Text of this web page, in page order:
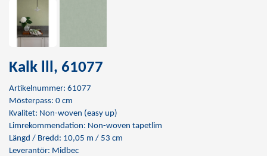
Kalk lll, 61077
Artikelnummer: 61077
Mösterpass: 0 cm
Kvalitet: Non-woven (easy up)
Limrekommendation: Non-woven tapetlim
Längd / Bredd: 10,05 m / 53 cm
Leverantör: Midbec